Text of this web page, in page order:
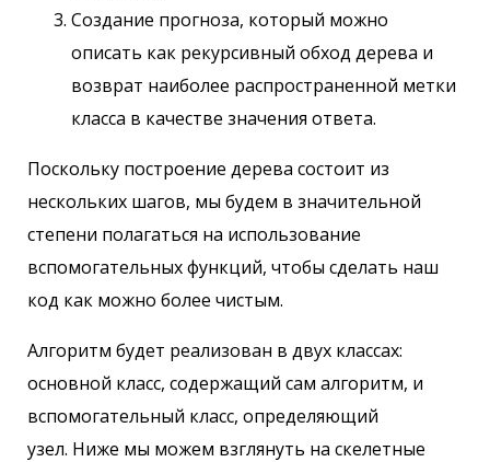
Создание прогноза, который можно
описать как рекурсивный обход дерева и
возврат наиболее распространенной метки
класса в качестве значения ответа.
Поскольку построение дерева состоит из
нескольких шагов, мы будем в значительной
степени полагаться на использование
вспомогательных функций, чтобы сделать наш
код как можно более чистым.
Алгоритм будет реализован в двух классах:
основной класс, содержащий сам алгоритм, и
вспомогательный класс, определяющий
узел. Ниже мы можем взглянуть на скелетные